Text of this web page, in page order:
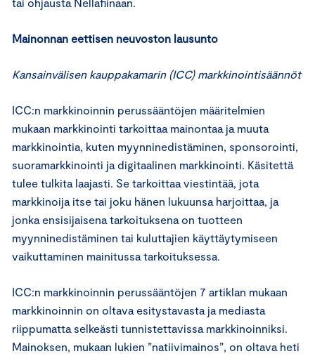
Mainonnan eettisen neuvoston lausunto
Kansainvälisen kauppakamarin (ICC) markkinointisäännöt
ICC:n markkinoinnin perussääntöjen määritelmien
mukaan markkinointi tarkoittaa mainontaa ja muuta
markkinointia, kuten myynninedistäminen, sponsorointi,
suoramarkkinointi ja digitaalinen markkinointi. Käsitettä
tulee tulkita laajasti. Se tarkoittaa viestintää, jota
markkinoija itse tai joku hänen lukuunsa harjoittaa, ja
jonka ensisijaisena tarkoituksena on tuotteen
myynninedistäminen tai kuluttajien käyttäytymiseen
vaikuttaminen mainitussa tarkoituksessa.
ICC:n markkinoinnin perussääntöjen 7 artiklan mukaan
markkinoinnin on oltava esitystavasta ja mediasta
riippumatta selkeästi tunnistettavissa markkinoinniksi.
Mainoksen, mukaan lukien ”natiivimainos”, on oltava heti